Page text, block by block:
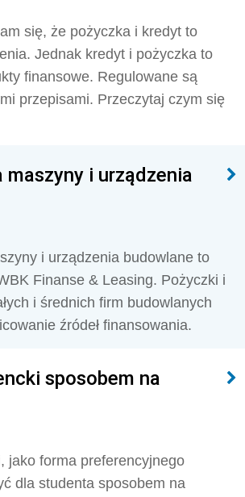
się, że pożyczka i kredyt to
Jednak kredyt i pożyczka to
finansowe. Regulowane są
przepisami. Przeczytaj czym się
maszyny i urządzenia
i urządzenia budowlane to
Finanse & Leasing. Pożyczki i
i średnich firm budowlanych
źródeł finansowania.
sposobem na
jako forma preferencyjnego
dla studenta sposobem na